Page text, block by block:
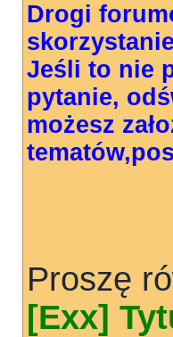
Drogi
Jeśli to nie
pytanie,
możesz
Proszę
[Exx]